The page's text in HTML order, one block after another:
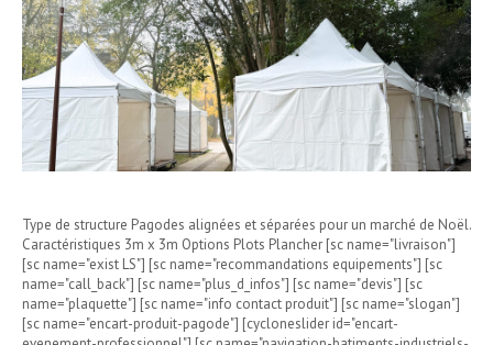
Type de structure Pagodes alignées et séparées pour un marché de Noël.
Caractéristiques 3m x 3m Options Plots Plancher [sc name="livraison"]
[sc name="exist LS"] [sc name="recommandations equipements"] [sc
name="call_back"] [sc name="plus_d_infos"] [sc name="devis"] [sc
name="plaquette"] [sc name="info contact produit"] [sc name="slogan"]
[sc name="encart-produit-pagode"] [cycloneslider id="encart-